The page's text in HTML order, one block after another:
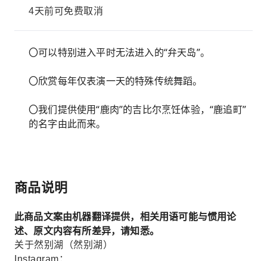
4天前可免费取消
〇可以特别进入平时无法进入的“弁天岛”。
〇欣赏每年仅表演一天的特殊传统舞蹈。
〇我们提供使用“鹿肉”的吉比尔烹饪体验，“鹿追町”
的名字由此而来。
商品说明
此商品文案由机器翻译提供，相关用语可能与惯用论
述、原文内容有所差异，请知悉。
关于然别湖（然别湖）
Instagram：